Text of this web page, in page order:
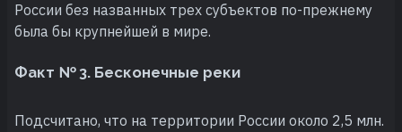
России без названных трех субъектов по-прежнему
была бы крупнейшей в мире.
Факт № 3. Бесконечные реки
Подсчитано, что на территории России около 2,5 млн.